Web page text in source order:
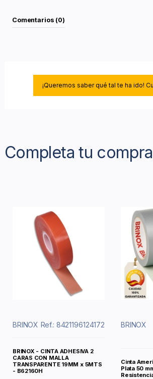
Comentarios (0)
¡Queremos saber qué tal te ha ido!
Completa tu compra
BRINOX Ref.: 8421196124172
BRINOX - CINTA ADHESIVA 2
CARAS CON MALLA
TRANSPARENTE 19MM x 5MTS
- B62160H
BRINOX
Cinta
Plata 50